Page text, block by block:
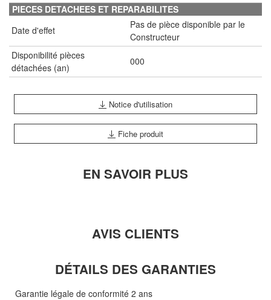
PIECES DETACHEES ET REPARABILITES
Date d'effet
Pas de pièce disponible par le
Constructeur
Disponibilité pièces
détachées (an)
000
Notice d'utilisation
Fiche produit
EN SAVOIR PLUS
AVIS CLIENTS
DÉTAILS DES GARANTIES
Garantie légale de conformité 2 ans